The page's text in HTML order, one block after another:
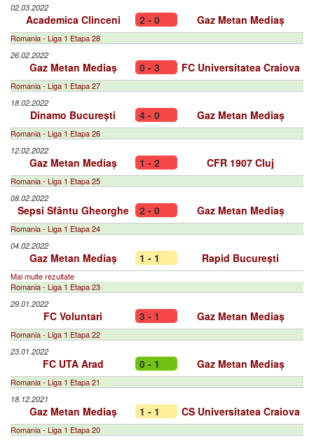
02.03.2022
Academica Clinceni 2 - 0 Gaz Metan Mediaș
Romania - Liga 1 Etapa 28
26.02.2022
Gaz Metan Mediaș 0 - 3 FC Universitatea Craiova
Romania - Liga 1 Etapa 27
18.02.2022
Dinamo București 4 - 0 Gaz Metan Mediaș
Romania - Liga 1 Etapa 26
12.02.2022
Gaz Metan Mediaș 1 - 2 CFR 1907 Cluj
Romania - Liga 1 Etapa 25
08.02.2022
Sepsi Sfântu Gheorghe 2 - 0 Gaz Metan Mediaș
Romania - Liga 1 Etapa 24
04.02.2022
Gaz Metan Mediaș 1 - 1 Rapid București
Mai multe rezultate
Romania - Liga 1 Etapa 23
29.01.2022
FC Voluntari 3 - 1 Gaz Metan Mediaș
Romania - Liga 1 Etapa 22
23.01.2022
FC UTA Arad 0 - 1 Gaz Metan Mediaș
Romania - Liga 1 Etapa 21
18.12.2021
Gaz Metan Mediaș 1 - 1 CS Universitatea Craiova
Romania - Liga 1 Etapa 20